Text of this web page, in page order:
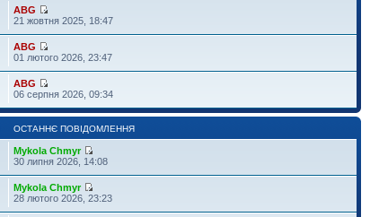
ABG
21 жовтня 2025, 18:47
ABG
01 лютого 2026, 23:47
ABG
06 серпня 2026, 09:34
ОСТАННЄ ПОВІДОМЛЕННЯ
Mykola Chmyr
30 липня 2026, 14:08
Mykola Chmyr
28 лютого 2026, 23:23